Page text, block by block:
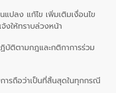
ปลง แก้ไข เพิ่มเติมเงื่อนไข
งให้ทราบล่วงหน้า
ติตามกฎและกติกาการร่วม
รถือว่าเป็นที่สิ้นสุดในทุกกรณี